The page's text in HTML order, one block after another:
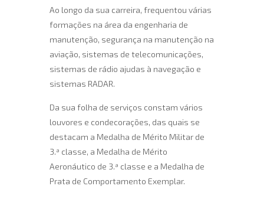
Ao longo da sua carreira, frequentou várias
formações na área da engenharia de
manutenção, segurança na manutenção na
aviação, sistemas de telecomunicações,
sistemas de rádio ajudas à navegação e
sistemas RADAR.
Da sua folha de serviços constam vários
louvores e condecorações, das quais se
destacam a Medalha de Mérito Militar de
3.ª classe, a Medalha de Mérito
Aeronáutico de 3.ª classe e a Medalha de
Prata de Comportamento Exemplar.